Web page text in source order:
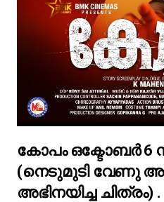
കോപം ഒക്ടോബർ 6
(നെടുമുടി വേണു
അഭിനയിച്ച ചിത്രം) .